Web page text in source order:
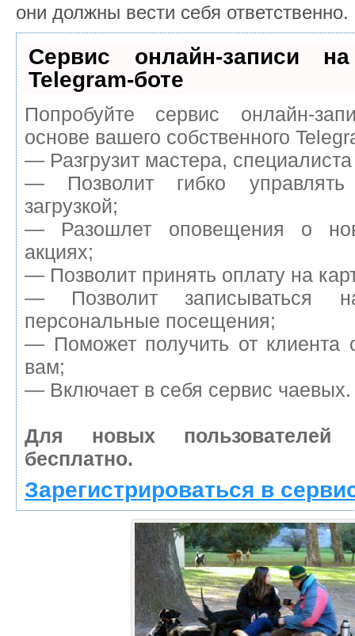
они должны вести себя ответственно.
Сервис онлайн-записи
Telegram-боте
Попробуйте сервис онлайн-
основе вашего собственного
— Разгрузит мастера,
— Позволит гибко
загрузкой;
— Разошлет оповещения о
акциях;
— Позволит принять оплату на
— Позволит записываться
персональные посещения;
— Поможет получить от клиента
вам;
— Включает в себя сервис чаевых.
Для новых
бесплатно.
Зарегистрироваться в